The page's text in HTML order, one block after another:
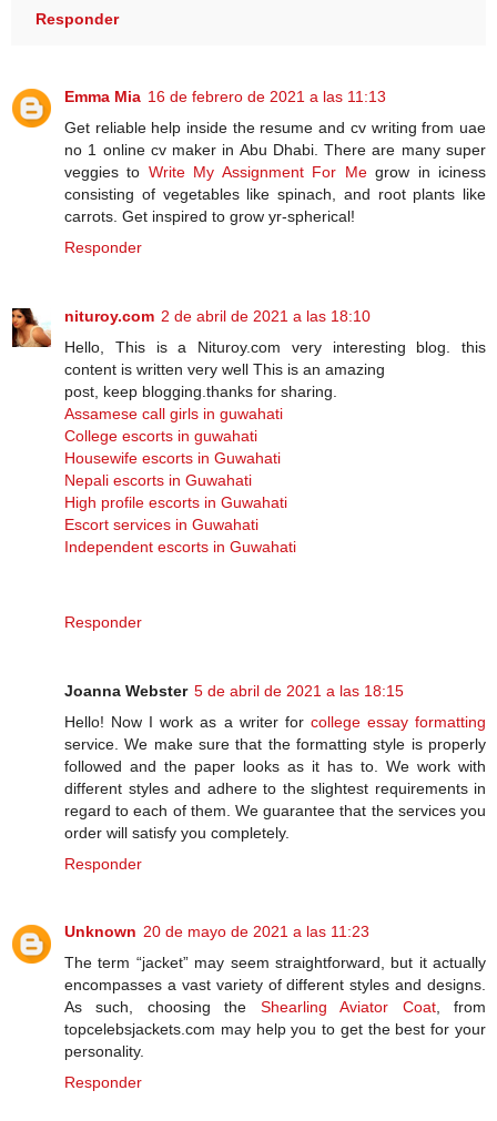
Responder
Emma Mia 16 de febrero de 2021 a las 11:13
Get reliable help inside the resume and cv writing from uae
no 1 online cv maker in Abu Dhabi. There are many super
veggies to Write My Assignment For Megrow in iciness
consisting of vegetables like spinach, and root plants like
carrots. Get inspired to grow yr-spherical!
Responder
nituroy.com 2 de abril de 2021 a las 18:10
Hello, This is a Nituroy.com very interesting blog. this
content is written very well This is an amazing
post, keep blogging.thanks for sharing.
Assamese call girls in guwahati
College escorts in guwahati
Housewife escorts in Guwahati
Nepali escorts in Guwahati
High profile escorts in Guwahati
Escort services in Guwahati
Independent escorts in Guwahati
Responder
Joanna Webster 5 de abril de 2021 a las 18:15
Hello! Now I work as a writer for college essay formatting
service. We make sure that the formatting style is properly
followed and the paper looks as it has to. We work with
different styles and adhere to the slightest requirements in
regard to each of them. We guarantee that the services you
order will satisfy you completely.
Responder
Unknown 20 de mayo de 2021 a las 11:23
The term “jacket” may seem straightforward, but it actually
encompasses a vast variety of different styles and designs.
As such, choosing the Shearling Aviator Coat, from
topcelebsjackets.com may help you to get the best for your
personality.
Responder